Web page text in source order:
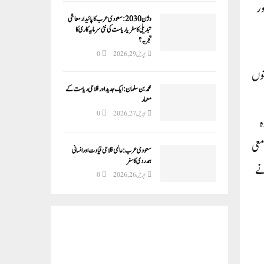
وژن 2030:سعودی عرب کا پائیدار معاشی
تبدیلی کا سفر یا ریاست کی نئی سرمایہ کاری کا
تجربہ؟
اپریل 29, 2026 0
محمد بن سلمان: ایک جدید اور فلاحی ریاست کے
معمار
اپریل 27, 2026 0
سعودی عرب: عالمی فلاحی قیادت اور انسانی
ہمدردی کا سفر
اپریل 26, 2026 0